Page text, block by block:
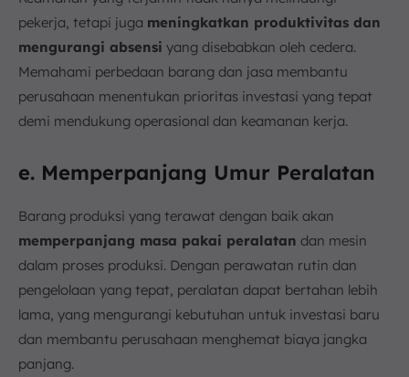
pekerja, tetapi juga meningkatkan produktivitas dan
mengurangi absensi yang disebabkan oleh cedera.
Memahami perbedaan barang dan jasa membantu
perusahaan menentukan prioritas investasi yang tepat
demi mendukung operasional dan keamanan kerja.
e. Memperpanjang Umur Peralatan
Barang produksi yang terawat dengan baik akan
memperpanjang masa pakai peralatan dan mesin
dalam proses produksi. Dengan perawatan rutin dan
pengelolaan yang tepat, peralatan dapat bertahan lebih
lama, yang mengurangi kebutuhan untuk investasi baru
dan membantu perusahaan menghemat biaya jangka
panjang.